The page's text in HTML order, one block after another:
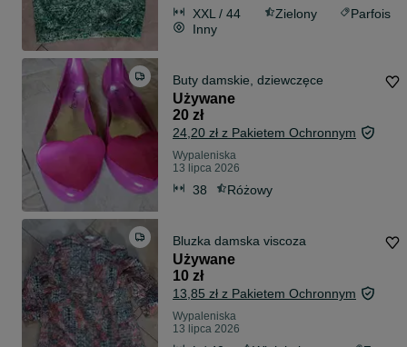
XXL / 44 Zielony
Parfois
Inny
Buty damskie, dziewczęce
Używane
20 zł
24,20 zł z Pakietem Ochronnym
Wypaleniska
13 lipca 2026
38 Różowy
Bluzka damska viscoza
Używane
10 zł
13,85 zł z Pakietem Ochronnym
Wypaleniska
13 lipca 2026